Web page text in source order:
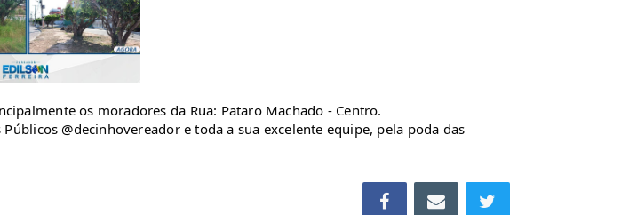
os moradores da Rua: Pataro Machado - Centro.
@decinhovereador e toda a sua excelente equipe, pela poda das